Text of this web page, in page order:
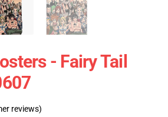
- Fairy Tail
reviews)